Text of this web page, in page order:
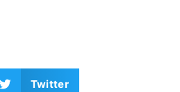
Twitter